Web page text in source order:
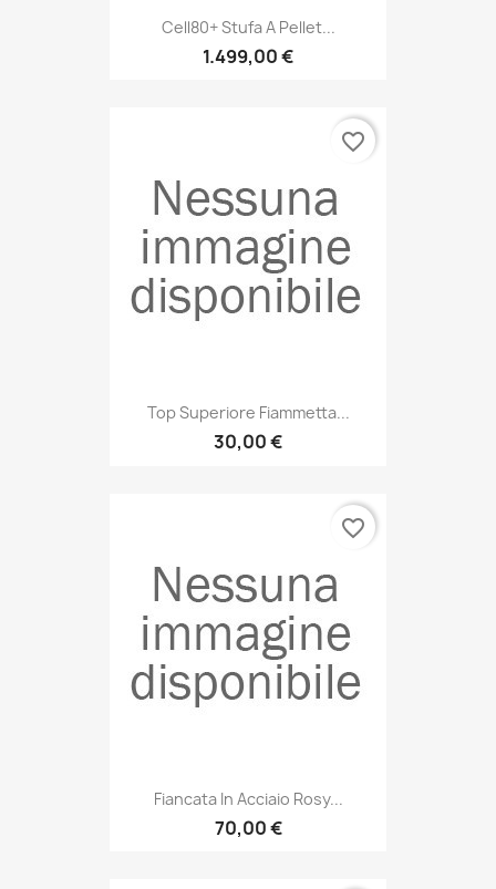
Cell80+ Stufa A Pellet...
1.499,00 €
Top Superiore Fiammetta...
30,00 €
favorite_border
Fiancata In Acciaio Rosy...
70,00 €
favorite_border